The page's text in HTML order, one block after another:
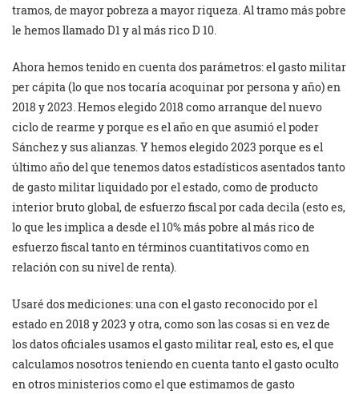
tramos, de mayor pobreza a mayor riqueza. Al tramo más pobre
le hemos llamado D1 y al más rico D 10.
Ahora hemos tenido en cuenta dos parámetros: el gasto militar
per cápita (lo que nos tocaría acoquinar por persona y año) en
2018 y 2023. Hemos elegido 2018 como arranque del nuevo
ciclo de rearme y porque es el año en que asumió el poder
Sánchez y sus alianzas. Y hemos elegido 2023 porque es el
último año del que tenemos datos estadísticos asentados tanto
de gasto militar liquidado por el estado, como de producto
interior bruto global, de esfuerzo fiscal por cada decila (esto es,
lo que les implica a desde el 10% más pobre al más rico de
esfuerzo fiscal tanto en términos cuantitativos como en
relación con su nivel de renta).
Usaré dos mediciones: una con el gasto reconocido por el
estado en 2018 y 2023 y otra, como son las cosas si en vez de
los datos oficiales usamos el gasto militar real, esto es, el que
calculamos nosotros teniendo en cuenta tanto el gasto oculto
en otros ministerios como el que estimamos de gasto